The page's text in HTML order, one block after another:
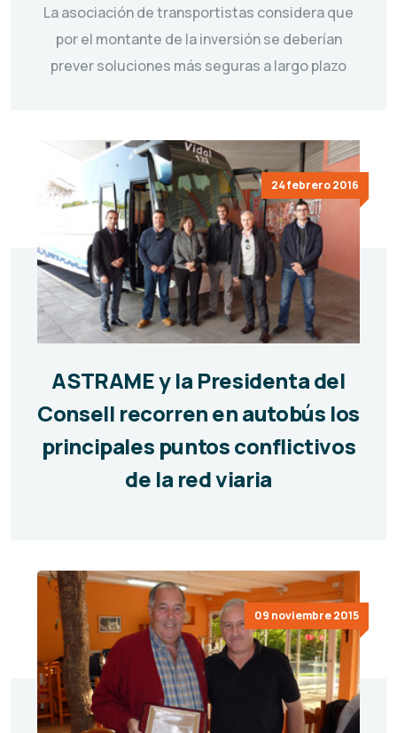
La asociación de transportistas considera que
por el montante de la inversión se deberían
prever soluciones más seguras a largo plazo
24 febrero 2016
ASTRAME y la Presidenta del
Consell recorren en autobús los
principales puntos conflictivos
de la red viaria
09 noviembre 2015